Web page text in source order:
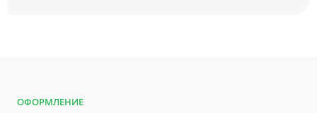
ОФОРМЛЕНИЕ